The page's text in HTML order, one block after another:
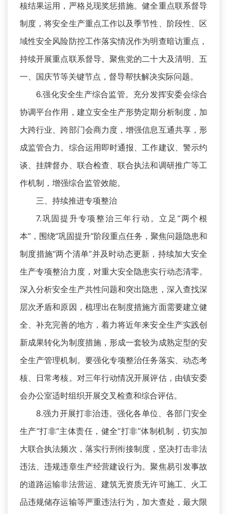
核结果运用，严格兑现奖惩措施。健全重点联系督导
制度，将安全生产重点工作以及季节性、阶段性、区
域性安全风险防控工作落实情况作为明查暗访重点，
持续开展重点联系督导。聚焦党的二十大及清明、五
一、国庆节等关键节点，督导帮扶解决实际问题。
6.强化安全生产综合监管。充分发挥安委会综合
协调平台作用，建立安全生产形势定期分析制度，加
大跨行业、跨部门会商力度，增强信息互通共享，形
成监管合力。综合运用即时通报、工作建议、警示约
谈、挂牌督办、联合检查、联合执法和调研推广等工
作机制，增强综合监管效能。
三、持续推进专项整治
7.巩固提升专项整治三年行动。立足“两个根
本”，围绕“巩固提升”阶段重点任务，聚焦问题隐患和
制度措施“两个清单”并及时动态更新，持续加大安全
生产专项整治力度，对重大安全隐患实行动态清零。
深入分析安全生产共性问题和突出隐患，深入查找深
层次矛盾和原因，梳理出在制度措施方面需要建立健
全、补充完善的地方，着力将近年来安全生产实践创
新成果转化为制度措施，形成一套较为成熟定型的安
全生产管理机制。要强化专项整治任务落实、动态考
核、日常考核。对三年行动情况开展评估，由镇安委
会办公室适时组织开展交叉检查和综合评估。
8.强力开展打非治违。强化各单位、各部门安全
生产“打非”主体责任，健全“打非”体制机制，切实加
大联合执法频次，落实行刑衔接制度，坚决打击非法
违法、违规违章生产经营建设行为。聚焦易引发事故
的道路运输非法营运、建筑无资质无许可施工、火工
品违规储存运输等严重违法行为，加大查处，最大限